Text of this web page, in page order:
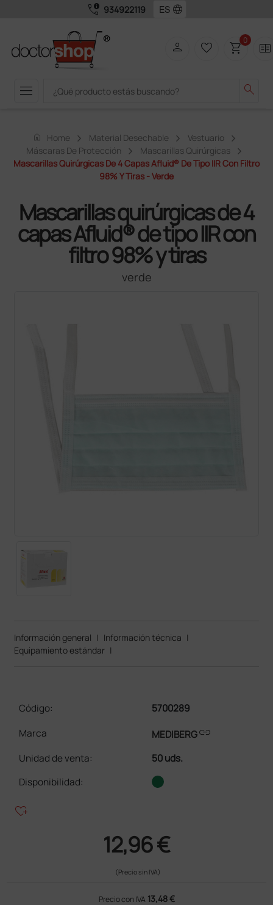
call_quality 934922119 language
menu search
person favorite_border shopping_cart0 two_pager
home Home Material Desechable
Vestuario
Máscaras De Protección
Mascarillas Quirúrgicas
Mascarillas Quirúrgicas De 4 Capas Afluid® De Tipo IIR Con Filtro
98% Y Tiras - Verde
Mascarillas quirúrgicas de 4
capas Afluid® de tipo IIR con
filtro 98% y tiras
verde
Información general | Información técnica |
Equipamiento estándar |
Código:
5700289
Marca
MEDIBERGlink
Unidad de venta:
50 uds.
Disponibilidad:
heart_plus
12,96 €
(Precio sin IVA)
Precio con IVA 13,48 €